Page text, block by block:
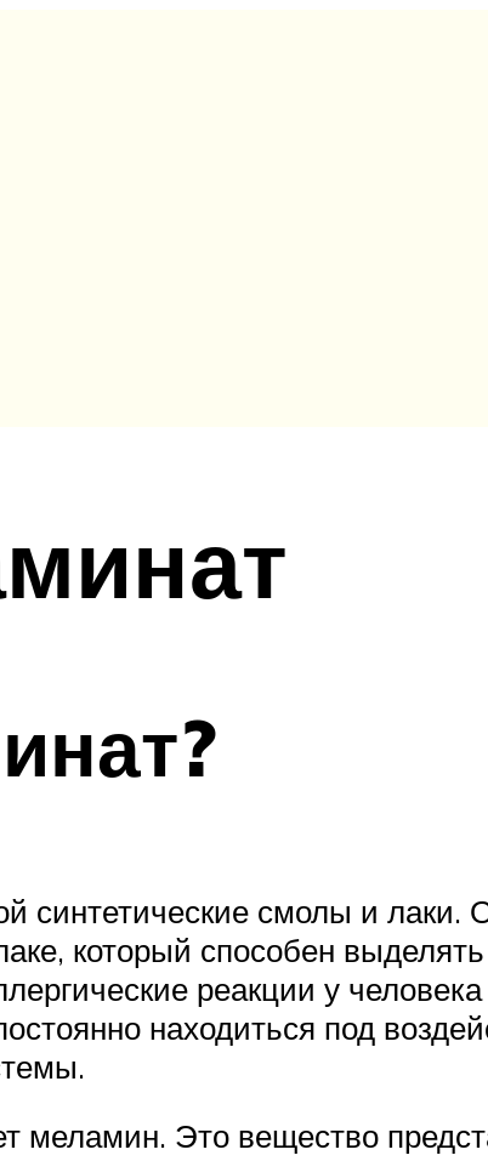
синтетические смолы и лаки.
который способен
реакции у
находиться под
меламин. Это вещество